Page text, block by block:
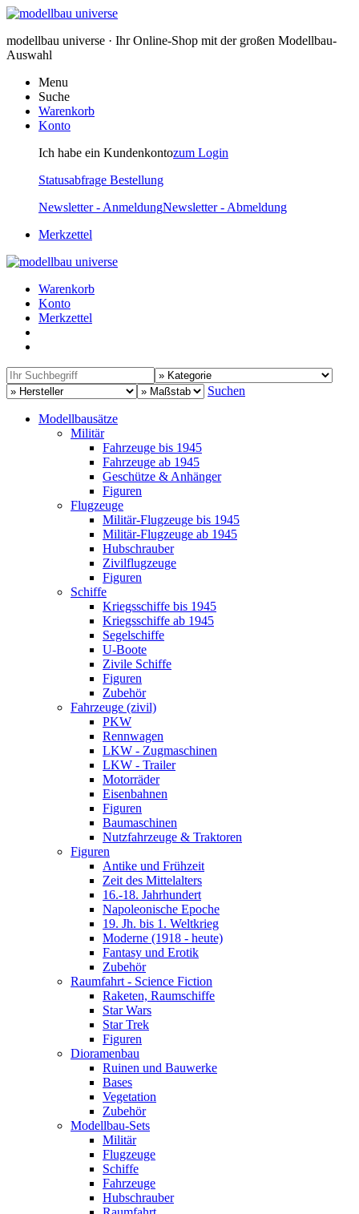
modellbau universe · Ihr Online-Shop mit der großen Modellbau-
Auswahl
Menu
Suche
Warenkorb
Konto
Ich habe ein Kundenkontozum Login
Statusabfrage Bestellung
Newsletter - AnmeldungNewsletter - Abmeldung
Merkzettel
Warenkorb
Konto
Merkzettel
Suchen
Modellbausätze
Militär
Fahrzeuge bis 1945
Fahrzeuge ab 1945
Geschütze & Anhänger
Figuren
Flugzeuge
Militär-Flugzeuge bis 1945
Militär-Flugzeuge ab 1945
Hubschrauber
Zivilflugzeuge
Figuren
Schiffe
Kriegsschiffe bis 1945
Kriegsschiffe ab 1945
Segelschiffe
U-Boote
Zivile Schiffe
Figuren
Zubehör
Fahrzeuge (zivil)
PKW
Rennwagen
LKW - Zugmaschinen
LKW - Trailer
Motorräder
Eisenbahnen
Figuren
Baumaschinen
Nutzfahrzeuge & Traktoren
Figuren
Antike und Frühzeit
Zeit des Mittelalters
16.-18. Jahrhundert
Napoleonische Epoche
19. Jh. bis 1. Weltkrieg
Moderne (1918 - heute)
Fantasy und Erotik
Zubehör
Raumfahrt - Science Fiction
Raketen, Raumschiffe
Star Wars
Star Trek
Figuren
Dioramenbau
Ruinen und Bauwerke
Bases
Vegetation
Zubehör
Modellbau-Sets
Militär
Flugzeuge
Schiffe
Fahrzeuge
Hubschrauber